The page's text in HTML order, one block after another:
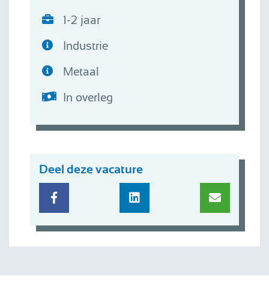
1-2 jaar
Industrie
Metaal
In overleg
Deel deze vacature